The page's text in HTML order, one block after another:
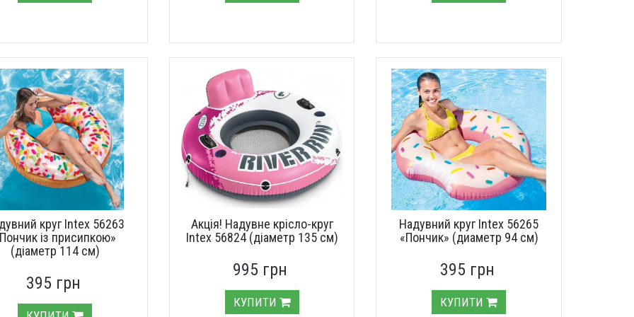
круг Intex 56263
із присипкою»
(діаметр 114 см)
395 грн
Акція! Надувне крісло-круг
Intex 56824 (діаметр 135 см)
995 грн
КУПИТИ
Надувний круг Intex 56265
«Пончик» (диаметр 94 см)
395 грн
КУПИТИ